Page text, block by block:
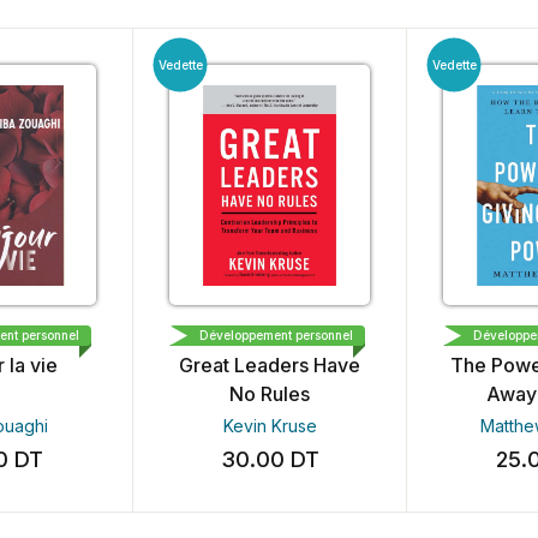
Have
Kruse
DT
personnel
Vedette
OPTIMISM PRESS
The Power of Giving
Away Power
Matthew Barzun
25.00DT
Développement personnel
Vedette
Sadie